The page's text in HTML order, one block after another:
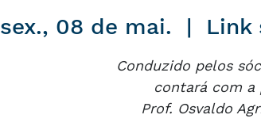
sex., 08 de mai.
  |
Link
Conduzido pelos
contará com a
Prof. Osvaldo